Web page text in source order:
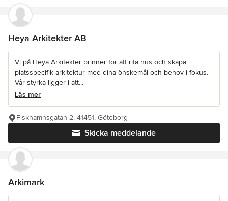
Heya Arkitekter AB
Vi på Heya Arkitekter brinner för att rita hus och skapa
platsspecifik arkitektur med dina önskemål och behov i fokus.
Vår styrka ligger i att...
Läs mer
Skicka meddelande
Fiskhamnsgatan 2, 41451, Göteborg
Arkimark